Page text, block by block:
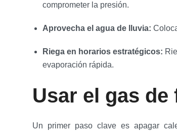
comprometer la presión.
Aprovecha el agua de lluvia:
Riega en horarios estratégicos:
evaporación rápida.
Usar el gas
Un primer paso clave es apagar